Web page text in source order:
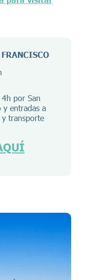
por San
y entradas a
transporte